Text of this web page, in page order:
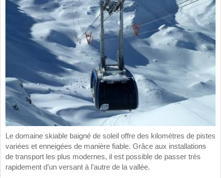
Le domaine skiable baigné de soleil offre des kilomètres de pistes
variées et enneigées de manière fiable. Grâce aux installations
de transport les plus modernes, il est possible de passer très
rapidement d’un versant à l’autre de la vallée.